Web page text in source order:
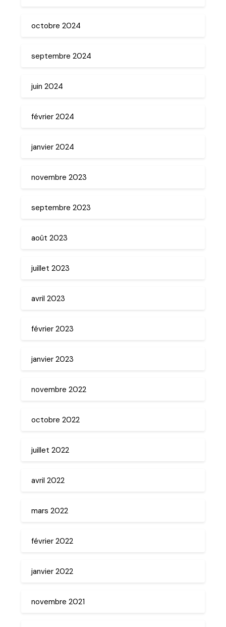
octobre 2024
septembre 2024
juin 2024
février 2024
janvier 2024
novembre 2023
septembre 2023
août 2023
juillet 2023
avril 2023
février 2023
janvier 2023
novembre 2022
octobre 2022
juillet 2022
avril 2022
mars 2022
février 2022
janvier 2022
novembre 2021